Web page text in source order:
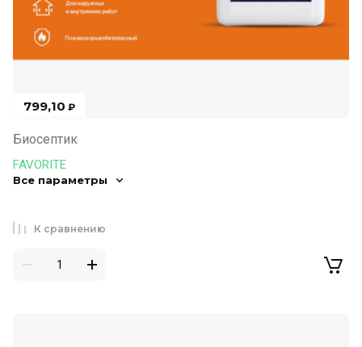
799,10 ₽
Биосептик
FAVORITE
Все параметры
К сравнению